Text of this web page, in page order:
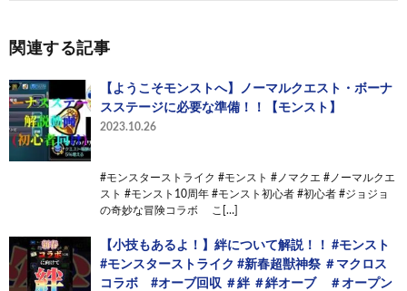
関連する記事
【ようこそモンストへ】ノーマルクエスト・ボーナ
スステージに必要な準備！！【モンスト】
2023.10.26
#モンスターストライク #モンスト #ノマクエ #ノーマルクエ
スト #モンスト10周年 #モンスト初心者 #初心者 #ジョジョ
の奇妙な冒険コラボ こ[…]
【小技もあるよ！】絆について解説！！ #モンスト
#モンスターストライク #新春超獣神祭 ＃マクロス
コラボ #オーブ回収 ＃絆 ＃絆オーブ ＃オープン